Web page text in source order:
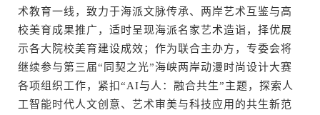
术教育一线，致力于海派文脉传承、两岸艺术互鉴与高
校美育成果推广，适时呈现海派名家艺术造诣，择优展
示各大院校美育建设成效；作为联合主办方，专委会将
继续参与第三届“同契之光”海峡两岸动漫时尚设计大赛
各项组织工作，紧扣“AI与人：融合共生”主题，探索人
工智能时代人文创意、艺术审美与科技应用的共生新范